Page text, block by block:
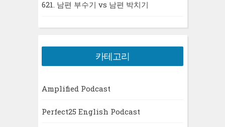
621. 남편 부수기 vs 남편 박치기
카테고리
Amplified Podcast
Perfect25 English Podcast